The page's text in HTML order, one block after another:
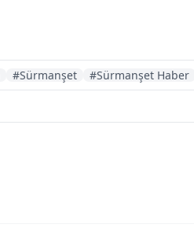
#Sürmanşet #Sürmanşet Haber